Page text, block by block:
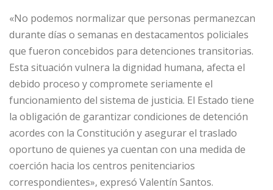
«No podemos normalizar que personas permanezcan
durante días o semanas en destacamentos policiales
que fueron concebidos para detenciones transitorias.
Esta situación vulnera la dignidad humana, afecta el
debido proceso y compromete seriamente el
funcionamiento del sistema de justicia. El Estado tiene
la obligación de garantizar condiciones de detención
acordes con la Constitución y asegurar el traslado
oportuno de quienes ya cuentan con una medida de
coerción hacia los centros penitenciarios
correspondientes», expresó Valentín Santos.